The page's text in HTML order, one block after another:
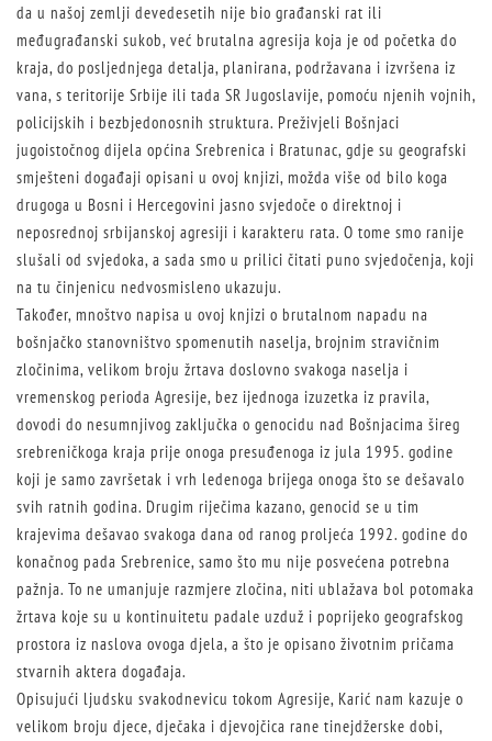
da u našoj zemlji devedesetih nije bio građanski rat ili
međugrađanski sukob, već brutalna agresija koja je od početka do
kraja, do posljednjega detalja, planirana, podržavana i izvršena iz
vana, s teritorije Srbije ili tada SR Jugoslavije, pomoću njenih vojnih,
policijskih i bezbjedonosnih struktura. Preživjeli Bošnjaci
jugoistočnog dijela općina Srebrenica i Bratunac, gdje su geografski
smješteni događaji opisani u ovoj knjizi, možda više od bilo koga
drugoga u Bosni i Hercegovini jasno svjedoče o direktnoj i
neposrednoj srbijanskoj agresiji i karakteru rata. O tome smo ranije
slušali od svjedoka, a sada smo u prilici čitati puno svjedočenja, koji
na tu činjenicu nedvosmisleno ukazuju.
Također, mnoštvo napisa u ovoj knjizi o brutalnom napadu na
bošnjačko stanovništvo spomenutih naselja, brojnim stravičnim
zločinima, velikom broju žrtava doslovno svakoga naselja i
vremenskog perioda Agresije, bez ijednoga izuzetka iz pravila,
dovodi do nesumnjivog zaključka o genocidu nad Bošnjacima šireg
srebreničkoga kraja prije onoga presuđenoga iz jula 1995. godine
koji je samo završetak i vrh ledenoga brijega onoga što se dešavalo
svih ratnih godina. Drugim riječima kazano, genocid se u tim
krajevima dešavao svakoga dana od ranog proljeća 1992. godine do
konačnog pada Srebrenice, samo što mu nije posvećena potrebna
pažnja. To ne umanjuje razmjere zločina, niti ublažava bol potomaka
žrtava koje su u kontinuitetu padale uzduž i poprijeko geografskog
prostora iz naslova ovoga djela, a što je opisano životnim pričama
stvarnih aktera događaja.
Opisujući ljudsku svakodnevicu tokom Agresije, Karić nam kazuje o
velikom broju djece, dječaka i djevojčica rane tinejdžerske dobi,